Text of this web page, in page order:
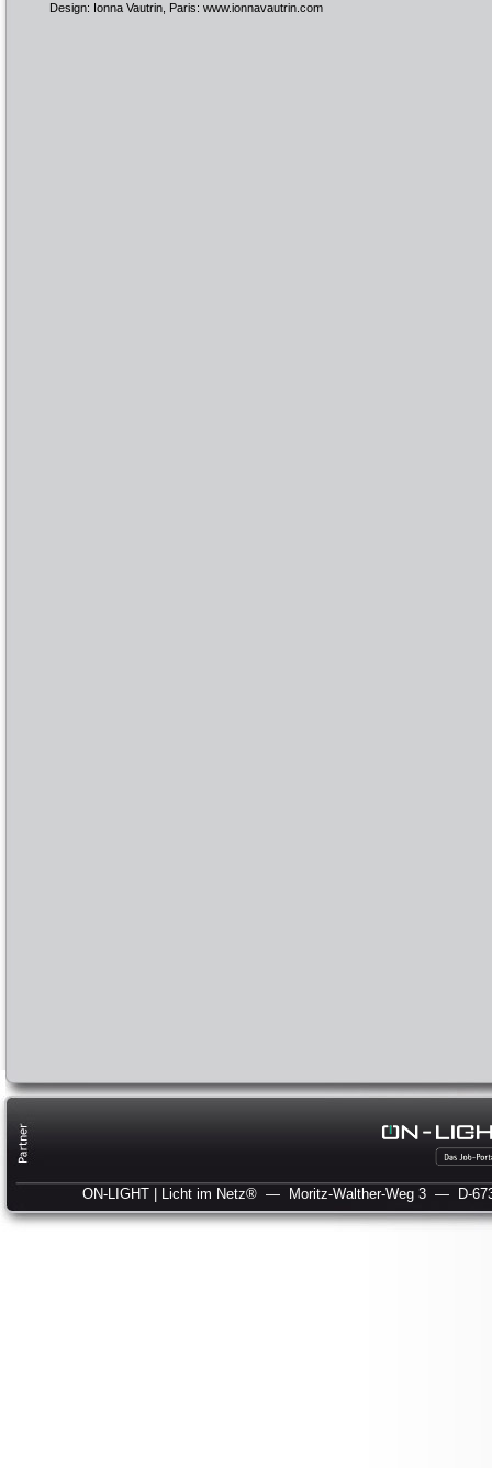
Design: Ionna Vautrin, Paris: www.ionnavautrin.com
ON-LIGHT | Licht im Netz® — Moritz-Walther-Weg 3 — D-